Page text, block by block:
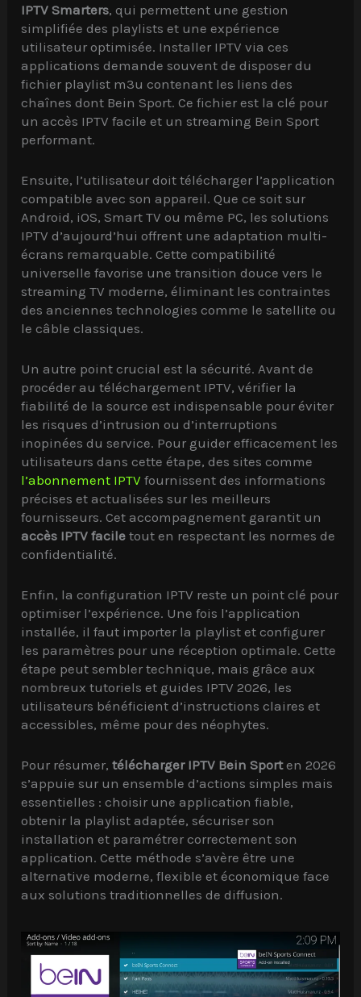
IPTV Smarters, qui permettent une gestion
simplifiée des playlists et une expérience
utilisateur optimisée. Installer IPTV via ces
applications demande souvent de disposer du
fichier playlist m3u contenant les liens des
chaînes dont Bein Sport. Ce fichier est la clé pour
un accès IPTV facile et un streaming Bein Sport
performant.
Ensuite, l’utilisateur doit télécharger l’application
compatible avec son appareil. Que ce soit sur
Android, iOS, Smart TV ou même PC, les solutions
IPTV d’aujourd’hui offrent une adaptation multi-
écrans remarquable. Cette compatibilité
universelle favorise une transition douce vers le
streaming TV moderne, éliminant les contraintes
des anciennes technologies comme le satellite ou
le câble classiques.
Un autre point crucial est la sécurité. Avant de
procéder au téléchargement IPTV, vérifier la
fiabilité de la source est indispensable pour éviter
les risques d’intrusion ou d’interruptions
inopinées du service. Pour guider efficacement les
utilisateurs dans cette étape, des sites comme
l’abonnement IPTV fournissent des informations
précises et actualisées sur les meilleurs
fournisseurs. Cet accompagnement garantit un
accès IPTV facile tout en respectant les normes de
confidentialité.
Enfin, la configuration IPTV reste un point clé pour
optimiser l’expérience. Une fois l’application
installée, il faut importer la playlist et configurer
les paramètres pour une réception optimale. Cette
étape peut sembler technique, mais grâce aux
nombreux tutoriels et guides IPTV 2026, les
utilisateurs bénéficient d’instructions claires et
accessibles, même pour des néophytes.
Pour résumer,télécharger IPTV Bein Sporten 2026
s’appuie sur un ensemble d’actions simples mais
essentielles : choisir une application fiable,
obtenir la playlist adaptée, sécuriser son
installation et paramétrer correctement son
application. Cette méthode s’avère être une
alternative moderne, flexible et économique face
aux solutions traditionnelles de diffusion.